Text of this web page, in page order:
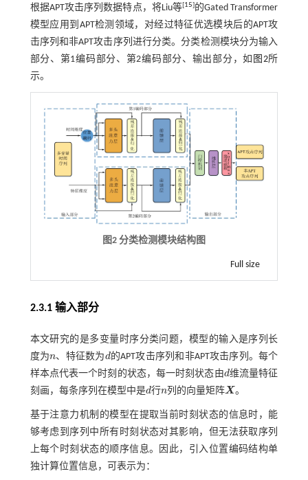
根据APT攻击序列数据特点，将Liu等[15] 的Gated Transformer
模型应用到APT检测领域，对经过特征优选模块后的APT攻
击序列和非APT攻击序列进行分类。分类检测模块分为输入
部分、第1编码部分、第2编码部分、输出部分，如 图2所
示。
图2 分类检测模块结构图
Full size
2.3.1 输入部分
本文研究的是多变量时序分类问题，模型的输入是序列长
度为n
n、特征数为d
d的APT攻击序列和非APT攻击序列。每个
样本点代表一个时刻的状态，每一时刻状态由d
d维流量特征
刻画，每条序列在模型中是d
d行n
n列的向量矩阵X
X 。
基于注意力机制的模型在提取当前时刻状态的信息时，能
够考虑到序列中所有时刻状态对其影响，但无法获取序列
上每个时刻状态的顺序信息。因此，引入位置编码结构单
独计算位置信息，可表示为：